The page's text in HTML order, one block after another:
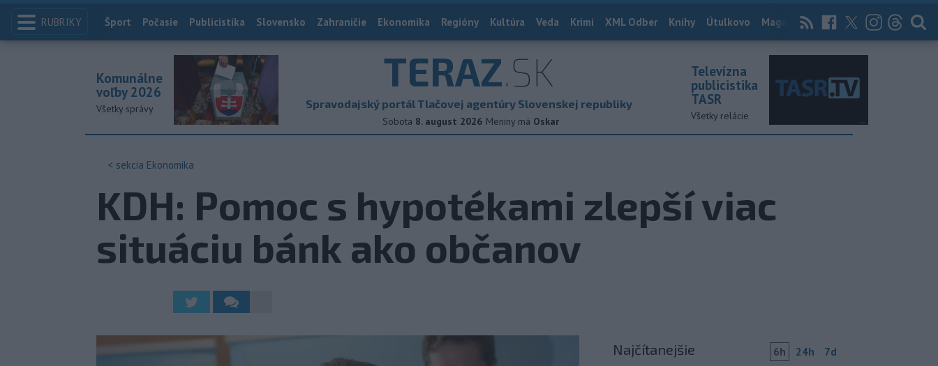
RUBRIKY Index
Šport Počasie Publicistika Slovensko Zahraničie Ekonomika Regióny Kultúra Veda Krimi XML Odber Knihy Útulkovo Magazín News Now Archív
TERAZ.SK
Spravodajský portál Tlačovej agentúry Slovenskej republiky
Sobota 8. august 2026 Meniny má Oskar
Komunálne
voľby 2026
Všetky správy
Televízna
publicistika
TASR
Všetky relácie
< sekcia Ekonomika
KDH: Pomoc s hypotékami zlepší viac
situáciu bánk ako občanov
Najčítanejšie 6h 24h 7d